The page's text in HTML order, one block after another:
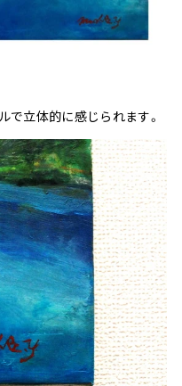
で立体的に感じられます。